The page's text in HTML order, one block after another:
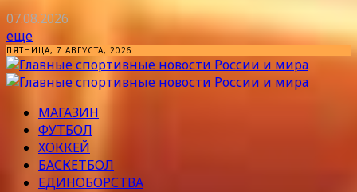
07.08.2026
еще
ПЯТНИЦА, 7 АВГУСТА, 2026
МАГАЗИН
ФУТБОЛ
ХОККЕЙ
БАСКЕТБОЛ
ЕДИНОБОРСТВА